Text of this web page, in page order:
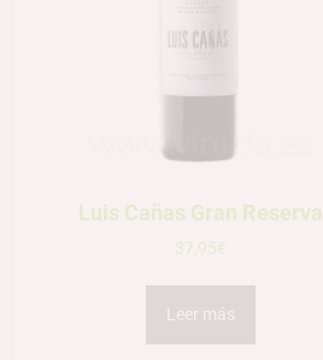
Luis Cañas Gran Reserva
37,95€
Leer más